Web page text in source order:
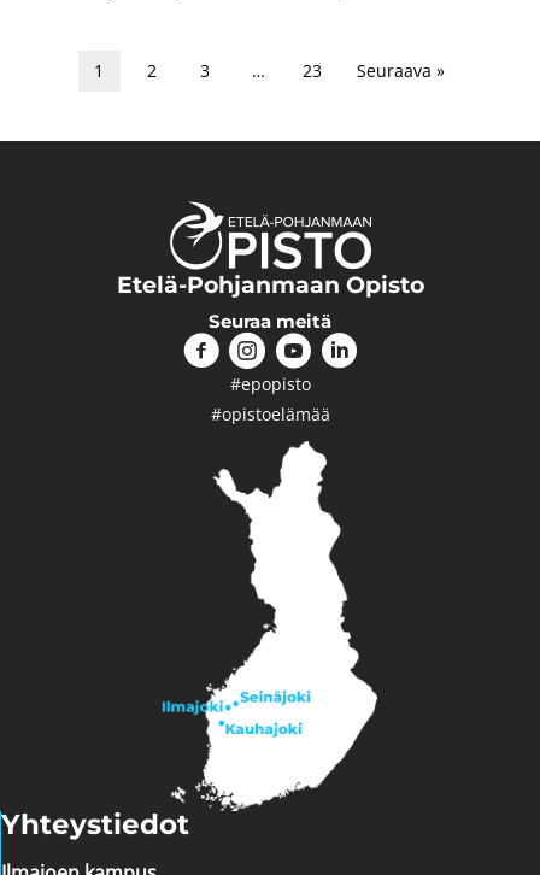
1 2 3 … 23 Seuraava »
Etelä-Pohjanmaan Opisto
Seuraa meitä
#epopisto
#opistoelämää
Yhteystiedot